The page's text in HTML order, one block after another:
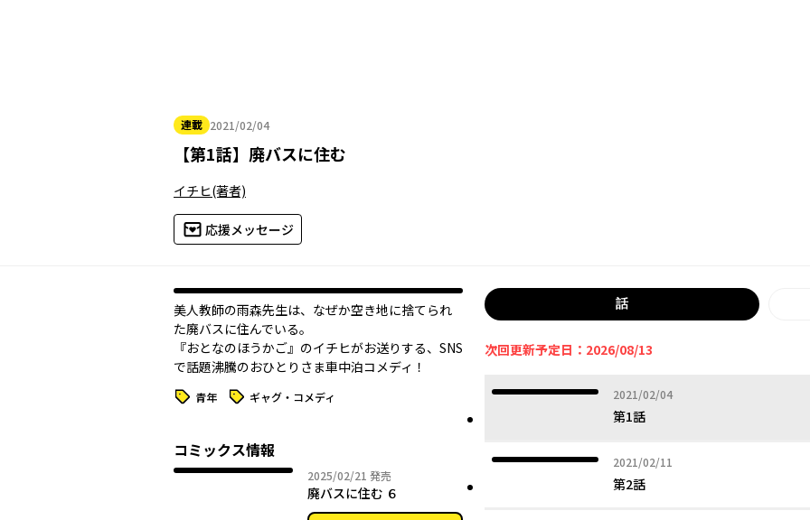
連載 2021/02/04
2021年02月04日
【第1話】 廃バスに住む
イチヒ(著者)
応援メッセージ
美人教師の雨森先生は、なぜか空き地に捨てられ
た廃バスに住んでいる――。
『おとなのほうかご』のイチヒがお送りする、SNS
で話題沸騰のおひとりさま車中泊コメディ！
タグ 青年 タグ ギャグ・コメディ
コミックス情報
2025/02/21 2025年02月21日
発売
廃バスに住む ６
話
次回更新予定日：2026/08/13
2021/02/04
2021年02月04日
第1話
2021/02/11
2021年02月11日
第2話